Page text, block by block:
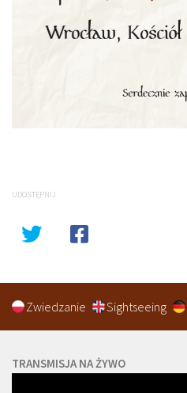
UDOSTĘPNIJ
Zwiedzanie Sightseeing
TRANSMISJA NA ŻYWO